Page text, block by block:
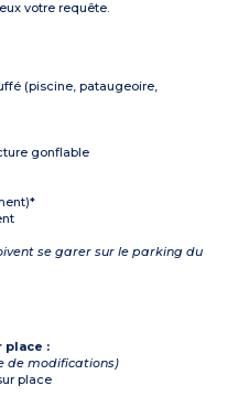
votre requête.
(piscine, pataugeoire,
gonflable
se garer sur le parking du
place :
de modifications)
place